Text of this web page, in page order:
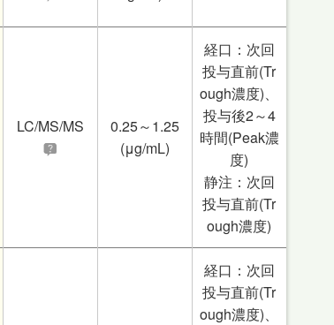
LC/MS/MS
0.25～1.25
(μg/mL)
経口：次回
投与直前(Tr
ough濃度)、
投与後2～4
時間(Peak濃
度)
静注：次回
投与直前(Tr
ough濃度)
経口：次回
投与直前(Tr
ough濃度)、